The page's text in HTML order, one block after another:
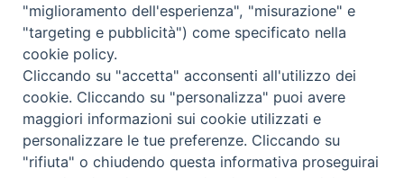
Consiglio scientifico
Coordinamento nazionale
COPYRIGHT Scienza & Vita - C.F96600690588- Tutti i
"miglioramento dell'esperienza", "misurazione" e
"targeting e pubblicità") come specificato nella
cookie policy.
Cliccando su "accetta" acconsenti all'utilizzo dei
cookie. Cliccando su "personalizza" puoi avere
maggiori informazioni sui cookie utilizzati e
personalizzare le tue preferenze. Cliccando su
"rifiuta" o chiudendo questa informativa proseguirai